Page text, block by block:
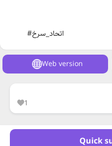
#اتحاد_سرخ
Quick
Web version
1